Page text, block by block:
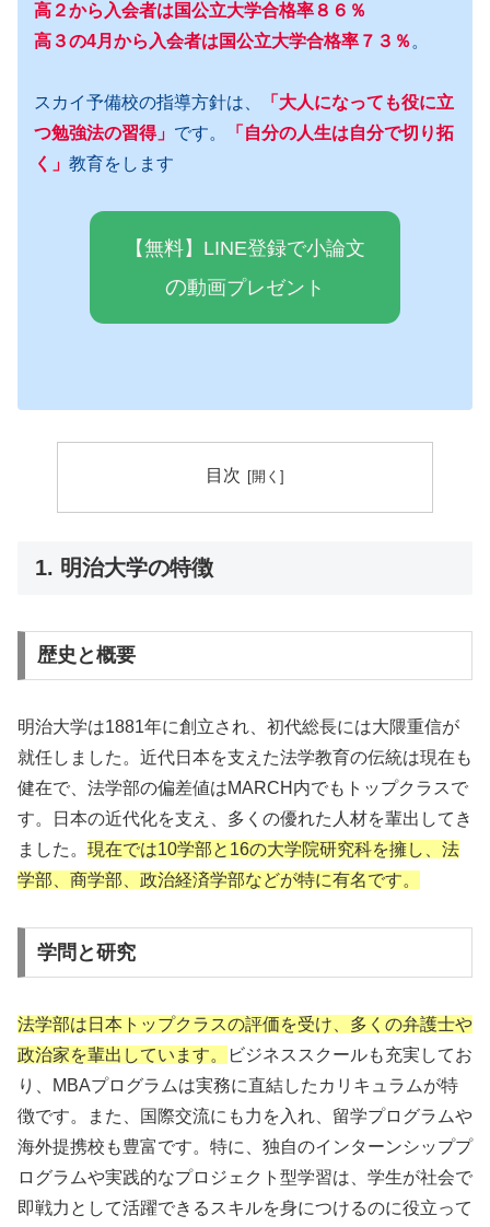
高２から入会者は国公立大学合格率８６％
高３の4月から入会者は国公立大学合格率７３％ 。
スカイ予備校の指導方針は、
「大人になっても役に立
つ勉強法の習得」 です。
「自分の人生は自分で切り拓
く」 教育をします
【無料】LINE登録で小論文
の動画プレゼン ト
目次
1. 明治大学の特徴
歴史と概要
明治大学は1881年に創立され、初代総長には大隈重信が
就任しました。近代日本を支えた法学教育の伝統は現在も
健在で、法学部の偏差値はMARCH内でもトップクラスで
す。日本の近代化を支え、多くの優れた人材を輩出してき
ました。 現在では10学部と16の大学院研究科を擁し、法
学部、商学部、政治経済学部などが特に有名です。
学問と研究
法学部は日本トップクラスの評価を受け、多くの弁護士や
政治家を輩出しています。
ビジネススクールも充実してお
り、MBAプログラムは実務に直結したカリキュラムが特
徴です。また、国際交流にも力を入れ、留学プログラムや
海外提携校も豊富です。特に、独自のインターンシッププ
ログラムや実践的なプロジェクト型学習は、学生が社会で
即戦力として活躍できるスキルを身につけるのに役立って